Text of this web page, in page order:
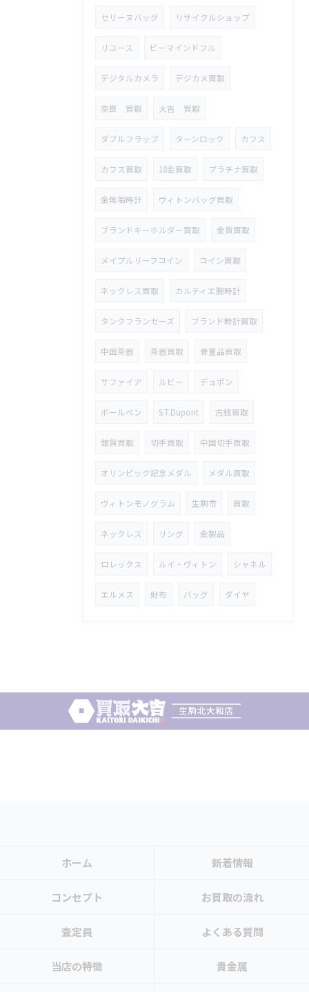
セリーヌバッグ リサイクルショップ
リユース ビーマインドフル
デジタルカメラ デジカメ買取
奈良 買取 大吉 買取
ダブルフラップ ターンロック カフス
カフス買取 18金買取 プラチナ買取
金無垢時計 ヴィトンバッグ買取
ブランドキーホルダー買取 金貨買取
メイプルリーフコイン コイン買取
ネックレス買取 カルティエ腕時計
タンクフランセーズ ブランド時計買取
中国茶器 茶器買取 骨董品買取
サファイア ルビー デュポン
ボールペン S.T.Dupont 古銭買取
銀貨買取 切手買取 中国切手買取
オリンピック記念メダル メダル買取
ヴィトンモノグラム 生駒市 買取
ネックレス リング 金製品
ロレックス ルイ・ヴィトン シャネル
エルメス 財布 バッグ ダイヤ
ホーム 新着情報
コンセプト お買取の流れ
査定員 よくある質問
当店の特徴 貴金属